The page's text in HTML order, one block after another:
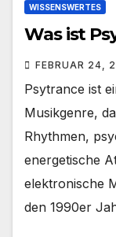
WISSENSWERTES
Was ist
FEBRUAR 24,
Psytrance ist
Musikgenre,
Rhythmen,
energetische
elektronische
den 1990er